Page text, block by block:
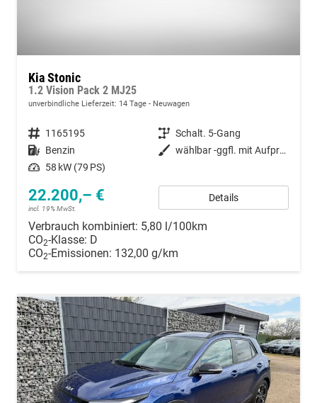
Kia Stonic
1.2 Vision Pack 2 MJ25
unverbindliche Lieferzeit: 14 Tage Neuwagen
Fahrzeugnummer 1165195 Getriebe Schalt. 5-Gang
Kraftstoff Benzin Außenfarbe
wählbar -ggfl. mit Aufpreis-
Leistung 58 kW (79 PS)
22.200,– €
incl. 19% MwSt.
Details
Verbrauch kombiniert: 5,80 l/100km
CO2-Klasse: D
CO2-Emissionen: 132,00 g/km